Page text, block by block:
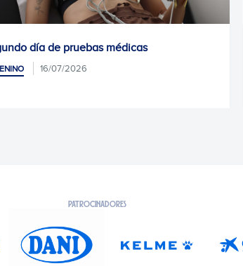
Comienza la pretemporada
PATROCINADORES